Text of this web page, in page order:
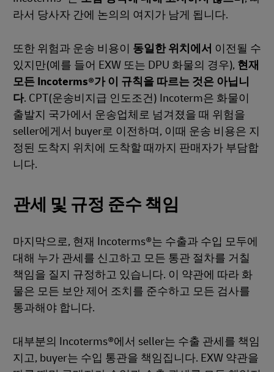
라서 당사자 간에 논의의 여지가 남게 됩니다.
또한 위험과 운송 비용이 동일한 위치에서 이전될 수
있지만(예를 들어 EXW 또는 DPU 화물의 경우), 현재
모든 Incoterms®가 이 규칙을 따르는 것은 아닙니
다. CPT(운송비지급 인도조건) Incoterm은 화물이
출발지 국가에서 운송업체로 넘겨졌을 때 위험을
seller에게서 buyer로 이전하며, 이때 운송 비용은 지
정된 도착지 위치에 도착할 때까지 판매자가 부담합
니다.
관세 및 규정 준수 책임
마지막으로, 현재 Incoterms®는 수출과 수입 모두에
대해 누가 관세를 신고하고 모든 통관 절차를 거칠
책임을 질지 규정하고 있습니다. 이 약관에 따라 화
물은 모든 보안 제어 조치를 준수하고 모든 검사를
통과해야 합니다.
대부분의 Incoterms®에서 seller는 수출 관세를 책임
지고, buyer는 수입 통관을 책임집니다. EXW 약관을